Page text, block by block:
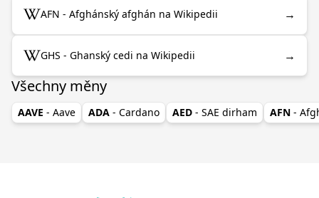
AFN - Afghánský afghán na Wikipedii →
GHS - Ghanský cedi na Wikipedii →
Všechny měny
AAVE - Aave ADA - Cardano AED - SAE dirham AFN -